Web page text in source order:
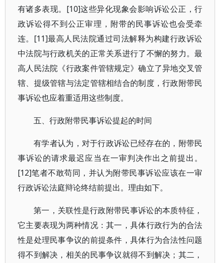
有诸多表现。[10]这些异化现象会影响诉讼公正，行
政诉讼得不到公正审理，附带的民事诉讼也会受牵
连。[11]最高人民法院通过司法解释为构建行政诉讼
中法院与行政机关的正常关系进行了不懈的努力。最
高人民法院《行政案件管辖规定》确立了异地交叉管
辖、提级管辖与法定管辖相结合的制度，行政附带民
事诉讼也应着重适用这些制度。
五、行政附带民事诉讼提起的时间
有学者认为，对于行政诉讼已经存在的，附带民
事诉讼的请求最迟应当在一审判决作出之前提出。
[12]笔者不敢苟同，并认为附带民事诉讼应该在一审
行政诉讼法庭辩论终结前提出。理由如下。
第一，关联性是行政附带民事诉讼的本质特征，
它主要表现为两种情况：其一，具体行政行为的合法
性是处理民事争议的前提条件，具体行为合法性问题
得不到解决，相关的民事争议就得不到解决；其二，